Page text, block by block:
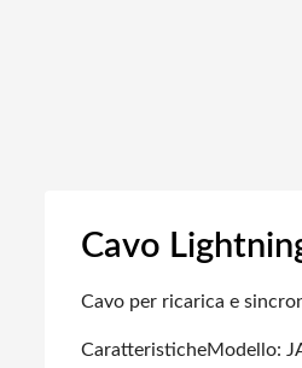
Cavo
Cavo per ricarica e
CaratteristicheModello: